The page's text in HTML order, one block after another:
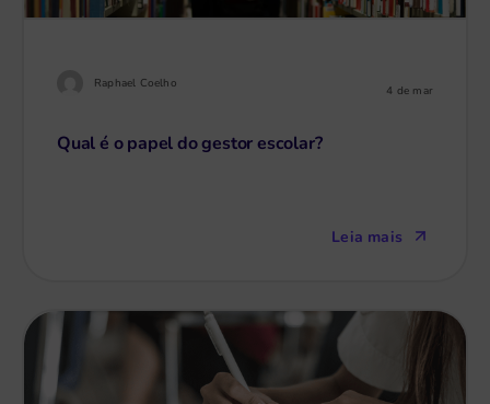
Raphael Coelho 4 de mar
Qual é o papel do gestor escolar?
Leia mais